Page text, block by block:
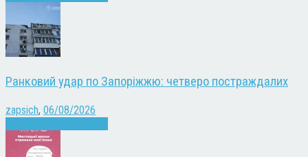
Ранковий удар по Запоріжжю: четверо постраждалих
zapsich, 06/08/2026